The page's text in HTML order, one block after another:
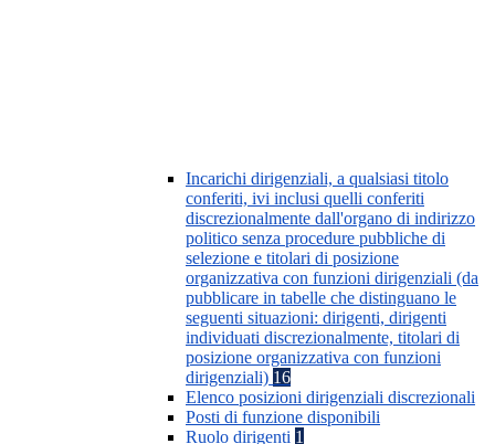
Incarichi dirigenziali, a qualsiasi titolo
conferiti, ivi inclusi quelli conferiti
discrezionalmente dall'organo di indirizzo
politico senza procedure pubbliche di
selezione e titolari di posizione
organizzativa con funzioni dirigenziali (da
pubblicare in tabelle che distinguano le
seguenti situazioni: dirigenti, dirigenti
individuati discrezionalmente, titolari di
posizione organizzativa con funzioni
dirigenziali) 16
Elenco posizioni dirigenziali discrezionali
Posti di funzione disponibili
Ruolo dirigenti 1